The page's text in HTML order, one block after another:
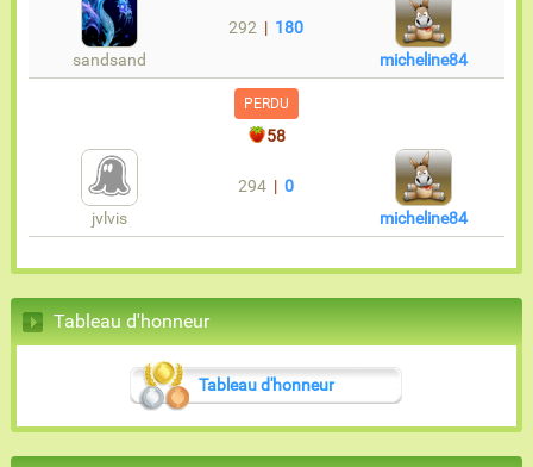
sandsand
292 | 180
micheline84
PERDU
58
jvlvis
294 |0
micheline84
Tableau d'honneur
Tableau d'honneur